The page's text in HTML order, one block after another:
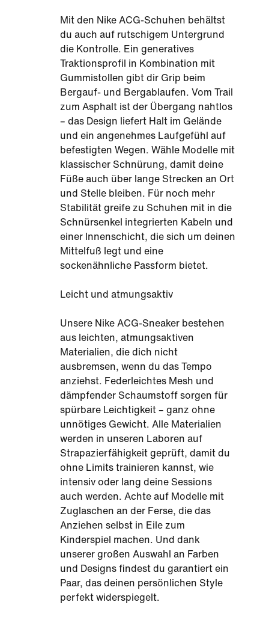
Mit den Nike ACG-Schuhen behältst
du auch auf rutschigem Untergrund
die Kontrolle. Ein generatives
Traktionsprofil in Kombination mit
Gummistollen gibt dir Grip beim
Bergauf- und Bergablaufen. Vom Trail
zum Asphalt ist der Übergang nahtlos
– das Design liefert Halt im Gelände
und ein angenehmes Laufgefühl auf
befestigten Wegen. Wähle Modelle mit
klassischer Schnürung, damit deine
Füße auch über lange Strecken an Ort
und Stelle bleiben. Für noch mehr
Stabilität greife zu Schuhen mit in die
Schnürsenkel integrierten Kabeln und
einer Innenschicht, die sich um deinen
Mittelfuß legt und eine
sockenähnliche Passform bietet.
Leicht und atmungsaktiv
Unsere Nike ACG-Sneaker bestehen
aus leichten, atmungsaktiven
Materialien, die dich nicht
ausbremsen, wenn du das Tempo
anziehst. Federleichtes Mesh und
dämpfender Schaumstoff sorgen für
spürbare Leichtigkeit – ganz ohne
unnötiges Gewicht. Alle Materialien
werden in unseren Laboren auf
Strapazierfähigkeit geprüft, damit du
ohne Limits trainieren kannst, wie
intensiv oder lang deine Sessions
auch werden. Achte auf Modelle mit
Zuglaschen an der Ferse, die das
Anziehen selbst in Eile zum
Kinderspiel machen. Und dank
unserer großen Auswahl an Farben
und Designs findest du garantiert ein
Paar, das deinen persönlichen Style
perfekt widerspiegelt.